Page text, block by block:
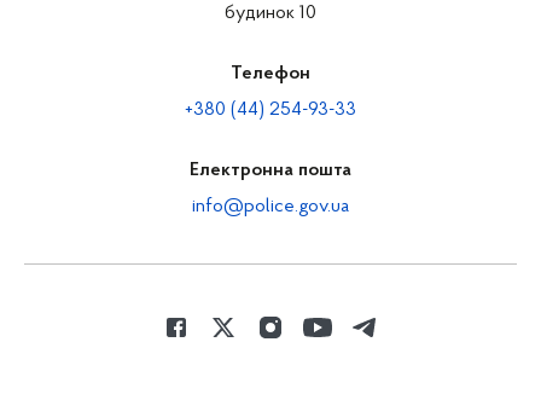
будинок 10
Телефон
+380 (44) 254-93-33
Електронна пошта
info@police.gov.ua